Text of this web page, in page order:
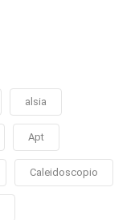
alsia
Apt
Caleidoscopio